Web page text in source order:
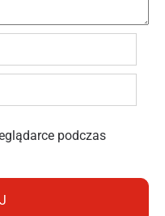
podczas